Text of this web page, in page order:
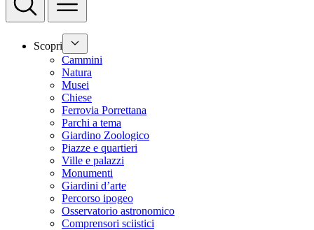
Scopri
Cammini
Natura
Musei
Chiese
Ferrovia Porrettana
Parchi a tema
Giardino Zoologico
Piazze e quartieri
Ville e palazzi
Monumenti
Giardini d’arte
Percorso ipogeo
Osservatorio astronomico
Comprensori sciistici